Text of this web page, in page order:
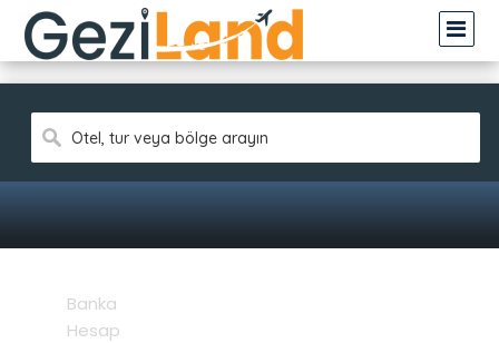
Otel, tur veya bölge arayın
Banka
Hesap